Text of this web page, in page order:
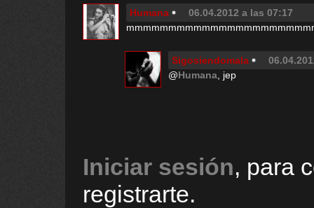
Humana
06.04.2012 a las 07:17
Sigosiendomala
@Humana , jep
Iniciar sesión, para
registrarte.